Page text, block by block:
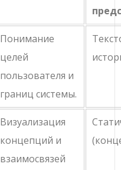
Понимание
целей
пользователя и
границ системы.
Визуализация
концепций и
взаимосвязей